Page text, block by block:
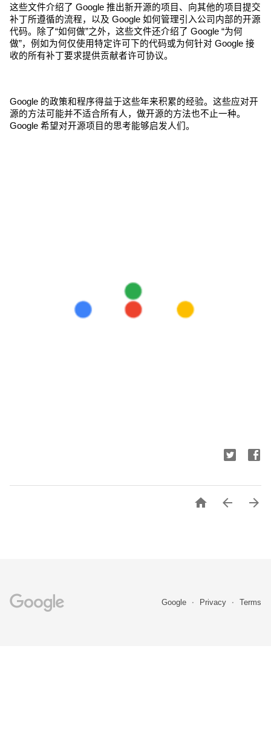
这些文件介绍了 Google 推出新开源的项目、向其他的项目提交
补丁所遵循的流程，以及 Google 如何管理引入公司内部的开源
代码。除了“如何做”之外，这些文件还介绍了 Google “为何
做”，例如为何仅使用特定许可下的代码或为何针对 Google 接
收的所有补丁要求提供贡献者许可协议。
Google 的政策和程序得益于这些年来积累的经验。这些应对开
源的方法可能并不适合所有人，做开源的方法也不止一种。
Google 希望对开源项目的思考能够启发人们。
  
Google Privacy Terms